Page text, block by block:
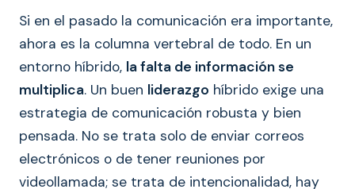
Si en el pasado la comunicación era importante,
ahora es la columna vertebral de todo. En un
entorno híbrido, la falta de información se
multiplica. Un buen liderazgo híbrido exige una
estrategia de comunicación robusta y bien
pensada. No se trata solo de enviar correos
electrónicos o de tener reuniones por
videollamada; se trata de intencionalidad, hay